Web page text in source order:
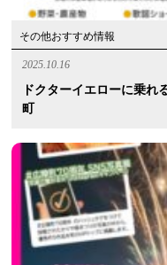
その他おすすめ情報
2025.10.16
ドクターイエローに乗れ
町